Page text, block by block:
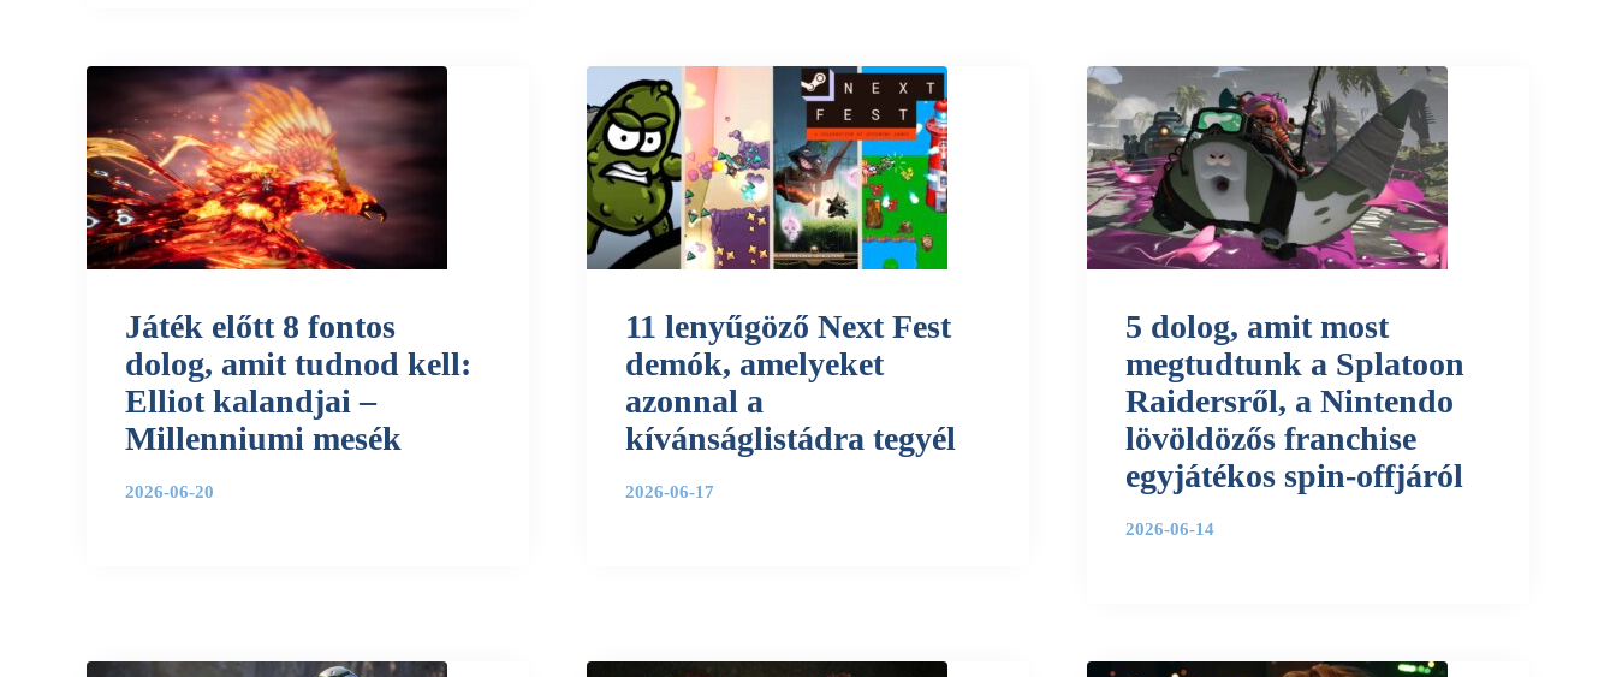
Játék előtt 8 fontos
dolog, amit tudnod kell:
Elliot kalandjai –
Millenniumi mesék
2026-06-20
11 lenyűgöző Next Fest
demók, amelyeket
azonnal a
kívánságlistádra tegyél
2026-06-17
5 dolog, amit most
megtudtunk a Splatoon
Raidersről, a Nintendo
lövöldözős franchise
egyjátékos spin-offjáról
2026-06-14